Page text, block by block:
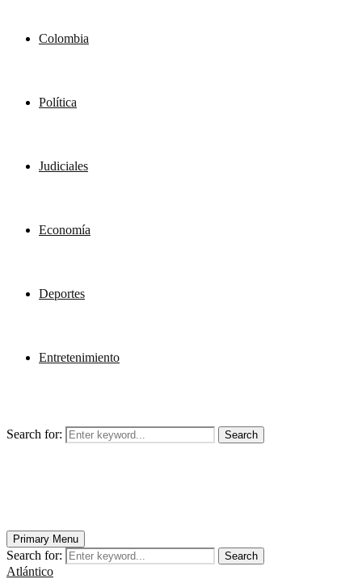
Colombia
Política
Judiciales
Economía
Deportes
Entretenimiento
Search for: Search
Primary Menu
Search for: Search
Atlántico